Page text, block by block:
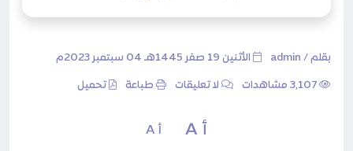
بقلم / admin الأثنين 19 صفر 1445هـ 04 سبتمبر 2023م
لا تعليقات طباعة تحميل
أ A أ A